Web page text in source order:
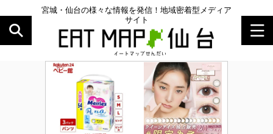
宮城・仙台の様々な情報を発信！地域密着型メディア
サイト